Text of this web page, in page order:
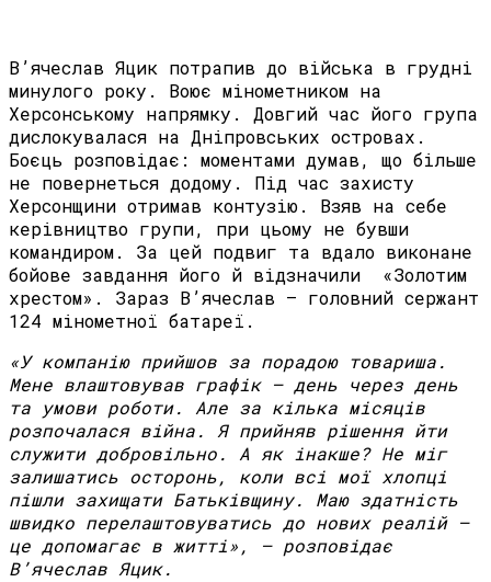
В’ячеслав Яцик потрапив до війська в грудні
минулого року. Воює мінометником на
Херсонському напрямку. Довгий час його група
дислокувалася на Дніпровських островах.
Боєць розповідає: моментами думав, що більше
не повернеться додому. Під час захисту
Херсонщини отримав контузію. Взяв на себе
керівництво групи, при цьому не бувши
командиром. За цей подвиг та вдало виконане
бойове завдання його й відзначили «Золотим
хрестом». Зараз В’ячеслав – головний сержант
124 мінометної батареї.
«У компанію прийшов за порадою товариша.
Мене влаштовував графік – день через день
та умови роботи. Але за кілька місяців
розпочалася війна. Я прийняв рішення йти
служити добровільно. А як інакше? Не міг
залишатись осторонь, коли всі мої хлопці
пішли захищати Батьківщину. Маю здатність
швидко перелаштовуватись до нових реалій —
це допомагає в житті», – розповідає
В’ячеслав Яцик.